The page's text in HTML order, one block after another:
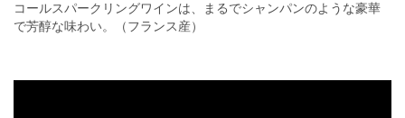
コールスパークリングワインは、まるでシャンパンのような豪華
で芳醇な味わい。（フランス産）